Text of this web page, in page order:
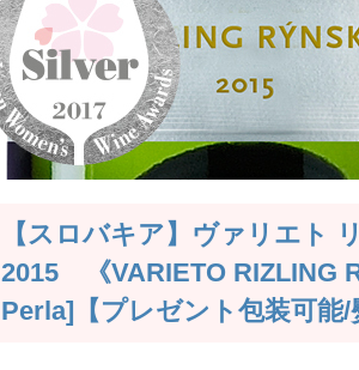
【スロバキア】ヴァリエト
2015 《VARIETO RIZLING
Perla]【プレゼント包装可能/